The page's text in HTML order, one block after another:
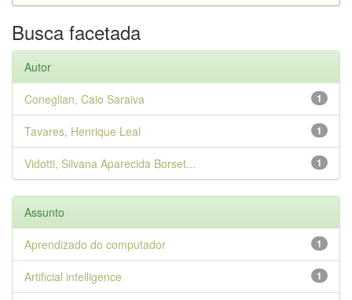
Busca facetada
Autor
1
Coneglian, Caio Saraiva
1
Tavares, Henrique Leal
1
Vidotti, Silvana Aparecida Borset...
Assunto
1
Aprendizado do computador
1
Artificial intelligence